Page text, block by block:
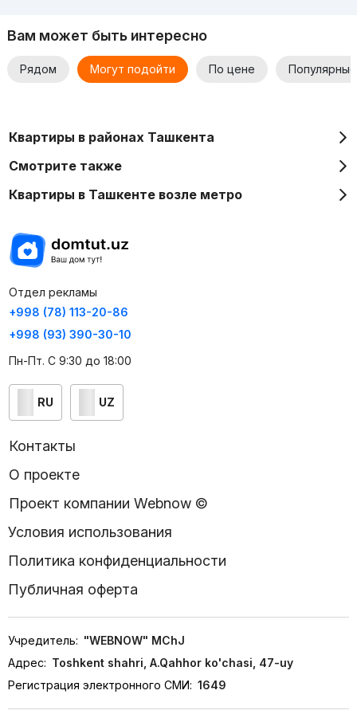
Покупка квартир возможна в рассрочку. Для уточнения
деталей и более подробной информации просьба
связываться с застройщиком.
Вам может быть интересно
Рядом Могут подойти По цене Популярные
Квартиры в районах Ташкента
Смотрите также
Квартиры в Ташкенте возле метро
Отдел рекламы
+998 (78) 113-20-86
+998 (93) 390-30-10
Пн-Пт. С 9:30 до 18:00
RU UZ
Контакты
О проекте
Проект компании Webnow ©
Условия использования
Политика конфиденциальности
Публичная оферта
Учредитель: "WEBNOW" MChJ
Адрес: Toshkent shahri, A.Qahhor ko'chasi, 47-uy
Регистрация электронного СМИ: 1649